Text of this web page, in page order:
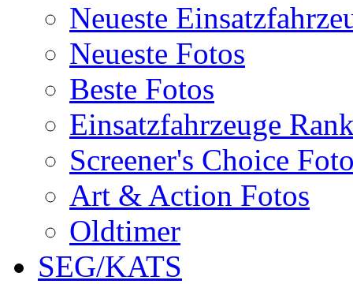
Neueste
Neueste Fotos
Beste Fotos
Einsatzfahrzeuge
Screener's Choice
Art & Action Fotos
Oldtimer
SEG/KATS